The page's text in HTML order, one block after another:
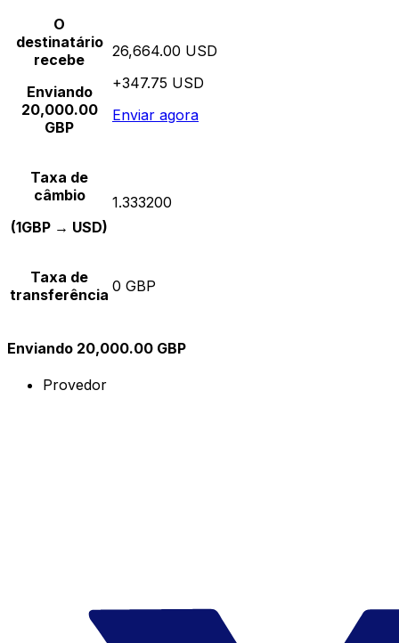
O
destinatário
recebe
Enviando
20,000.00
GBP
26,664.00 USD
+347.75 USD
Enviar agora
Taxa de
câmbio
(1GBP → USD)
1.333200
Taxa de
transferência 0 GBP
Enviando 20,000.00 GBP
Provedor